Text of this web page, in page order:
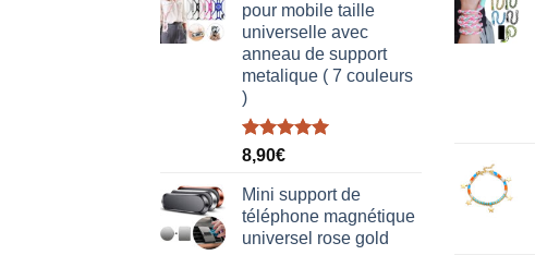
pour mobile taille
universelle avec
anneau de support
metalique ( 7 couleurs
)
Note5.00
8,90€
Mini support de
téléphone magnétique
universel rose gold